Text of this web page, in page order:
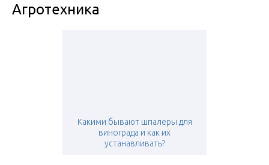
Агротехника
Какими бывают шпалеры для
винограда и как их
устанавливать?